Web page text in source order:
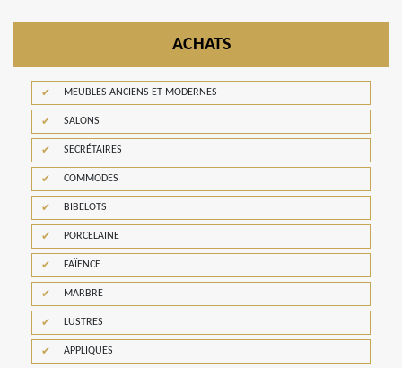
ACHATS
MEUBLES ANCIENS ET MODERNES
SALONS
SECRÉTAIRES
COMMODES
BIBELOTS
PORCELAINE
FAÏENCE
MARBRE
LUSTRES
APPLIQUES